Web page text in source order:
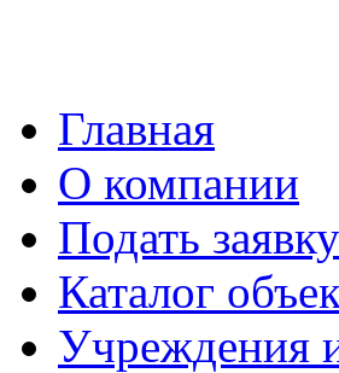
Главная
О компании
Подать заявку
Каталог
Учреждения